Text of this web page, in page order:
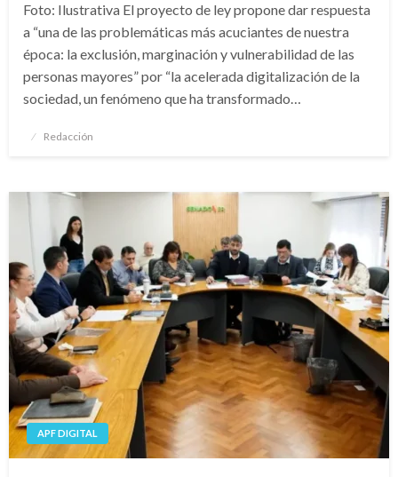
Foto: Ilustrativa El proyecto de ley propone dar respuesta
a “una de las problemáticas más acuciantes de nuestra
época: la exclusión, marginación y vulnerabilidad de las
personas mayores” por “la acelerada digitalización de la
sociedad, un fenómeno que ha transformado…
Publicado
Redacción
APF DIGITAL